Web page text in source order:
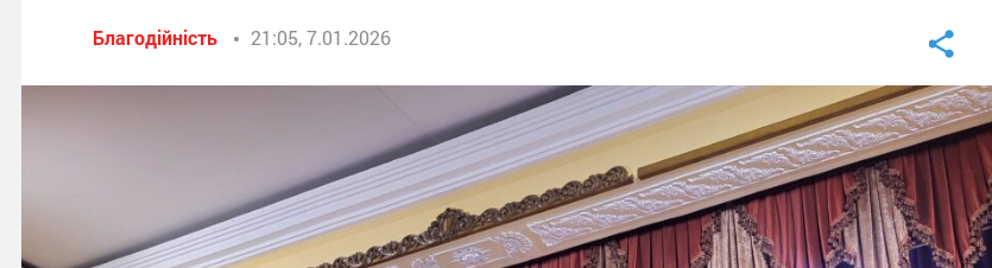
Благодійність 21:05, 7.01.2026